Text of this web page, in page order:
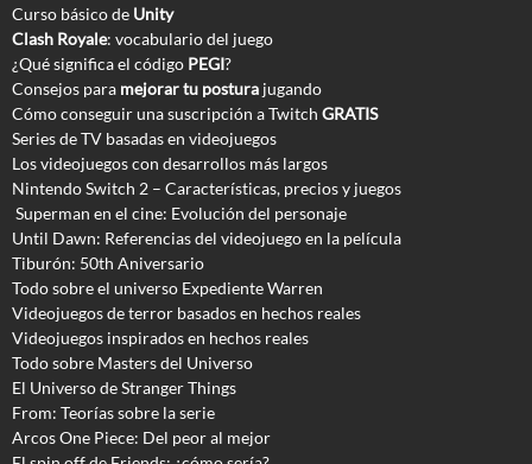
Curso básico de Unity
Clash Royale: vocabulario del juego
¿Qué significa el código PEGI?
Consejos para mejorar tu postura jugando
Cómo conseguir una suscripción a Twitch GRATIS
Series de TV basadas en videojuegos
Los videojuegos con desarrollos más largos
Nintendo Switch 2 – Características, precios y juegos
Superman en el cine: Evolución del personaje
Until Dawn: Referencias del videojuego en la película
Tiburón: 50th Aniversario
Todo sobre el universo Expediente Warren
Videojuegos de terror basados en hechos reales
Videojuegos inspirados en hechos reales
Todo sobre Masters del Universo
El Universo de Stranger Things
From: Teorías sobre la serie
Arcos One Piece: Del peor al mejor